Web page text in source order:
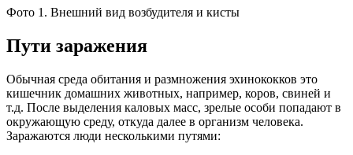
Фото 1. Внешний вид возбудителя и кисты
Пути заражения
Обычная среда обитания и размножения эхинококков это
кишечник домашних животных, например, коров, свиней и
т.д. После выделения каловых масс, зрелые особи попадают в
окружающую среду, откуда далее в организм человека.
Заражаются люди несколькими путями: